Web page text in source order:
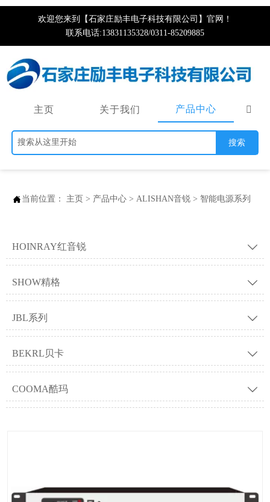
欢迎您来到【石家庄励丰电子科技有限公司】官网！
联系电话:13831135328/0311-85209885
主页 关于我们 产品中心
搜索
 当前位置： 主页 > 产品中心 > ALISHAN音锐 > 智能电源系列
HOINRAY红音锐 
SHOW精格 
JBL系列 
BEKRL贝卡 
COOMA酷玛 